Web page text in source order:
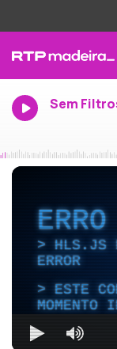
Sem
HLS.JS
ERROR
ESTE
MOMENTO